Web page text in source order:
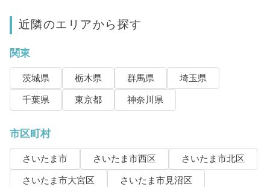
近隣のエリアから探す
関東
茨城県 栃木県 群馬県
埼玉県
千葉県
東京都 神奈川県
市区町村
さいたま市 さいたま市西区
さいたま市北区
さいたま市大宮区
さいたま市見沼区